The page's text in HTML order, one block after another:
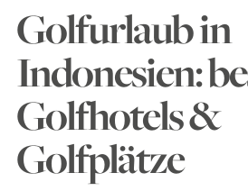
Golfurlaub in
Indonesien:
Golfhotels &
Golfplätze